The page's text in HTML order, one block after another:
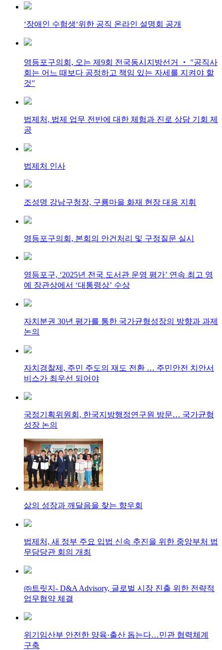
‘장애인 수험생‘위한 공직 온라인 설명회 공개
영등포구의회, 오는 제9회 전국동시지방선거 ‧ "공직사
회는 어느 때보다 공정하고 책임 있는 자세를 지켜야 할
것"
법제처, 법제 업무 전반에 대한 체험과 진로 상담 기회 제
공
법제처 인사
조성명 강남구청장, 구룡마을 화재 현장 대응 지휘
영등포구의회, 본회의 안건처리 및 구정질문 실시
영등포구, ‘2025년 전국 도서관 운영 평가’ 연속 최고 영
예 장관상에서 ‘대통령상’ 수상
자치분권 30년 평가를 통한 국가균형성장의 방향과 과제
논의
자치경찰제, 주민 주도의 재도 전환 … 주민안전 치안서
비스가 최우선 되어야
국정기획위원회, 한국지방행정연구원 방문… 국가균형
성장 논의
삶의 성장과 깨달음을 찾는 향우회
법제처, 새 정부 주요 입법 신속 추진을 위한 중앙부처 법
무담당관 회의 개최
㈜트릿지- D&A Advisory, 글로벌 시장 진출 위한 전략적
업무협약 체결
위기임산부 안전한 양육·출산 돕는다…민관 협력체계
구축